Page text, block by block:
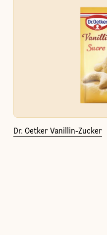
Dr. Oetker Vanillin-Zucker